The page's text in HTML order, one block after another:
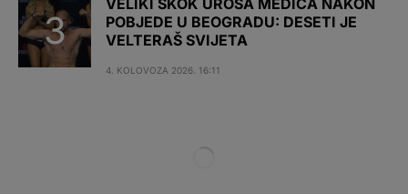
VELIKI SKOK UROŠA MEDIĆA NAKON
POBJEDE U BEOGRADU: DESETI JE
VELTERAŠ SVIJETA
4. KOLOVOZA 2026. 16:11